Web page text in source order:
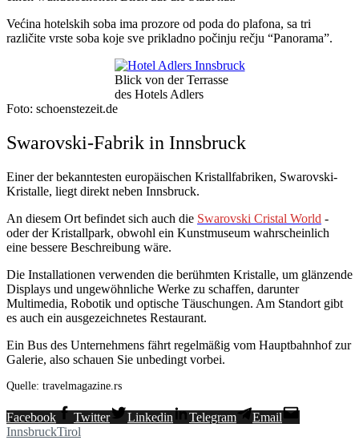
Većina hotelskih soba ima prozore od poda do plafona, sa tri
različite vrste soba koje sve prikladno počinju rečju “Panorama”.
Blick von der Terrasse
des Hotels Adlers
Foto: schoenstezeit.de
Swarovski-Fabrik in Innsbruck
Einer der bekanntesten europäischen Kristallfabriken, Swarovski-
Kristalle, liegt direkt neben Innsbruck.
An diesem Ort befindet sich auch die Swarovski Cristal World -
oder der Kristallpark, obwohl ein Kunstmuseum wahrscheinlich
eine bessere Beschreibung wäre.
Die Installationen verwenden die berühmten Kristalle, um glänzende
Displays und ungewöhnliche Werke zu schaffen, darunter
Multimedia, Robotik und optische Täuschungen. Am Standort gibt
es auch ein ausgezeichnetes Restaurant.
Ein Bus des Unternehmens fährt regelmäßig vom Hauptbahnhof zur
Galerie, also schauen Sie unbedingt vorbei.
Quelle: travelmagazine.rs
Facebook Twitter Linkedin Telegram
Email
InnsbruckTirol